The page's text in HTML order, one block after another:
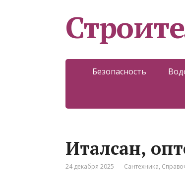
Безопасность
Италсан,
24 декабря 2025 Сантехника,